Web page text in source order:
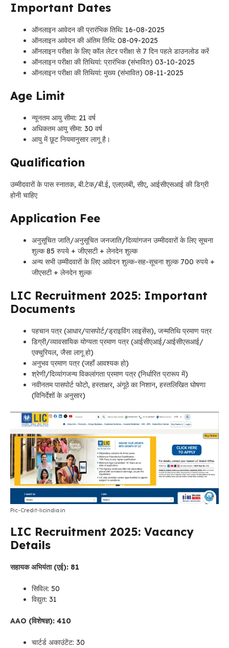
Important Dates
ऑनलाइन आवेदन की प्रारंभिक तिथि: 16-08-2025
ऑनलाइन आवेदन की अंतिम तिथि: 08-09-2025
ऑनलाइन परीक्षा के लिए कॉल लेटर परीक्षा से 7 दिन पहले डाउनलोड करें
ऑनलाइन परीक्षा की तिथियां: प्रारंभिक (संभावित) 03-10-2025
ऑनलाइन परीक्षा की तिथियां: मुख्य (संभावित) 08-11-2025
Age Limit
न्यूनतम आयु सीमा: 21 वर्ष
अधिकतम आयु सीमा: 30 वर्ष
आयु में छूट नियमानुसार लागू है।
Qualification
उम्मीदवारों के पास स्नातक, बी.टेक/बी.ई, एलएलबी, सीए, आईसीएसआई की डिग्री
होनी चाहिए
Application Fee
अनुसूचित जाति/अनुसूचित जनजाति/दिव्यांगजन उम्मीदवारों के लिए सूचना
शुल्क 85 रुपये + जीएसटी + लेनदेन शुल्क
अन्य सभी उम्मीदवारों के लिए आवेदन शुल्क-सह-सूचना शुल्क 700 रुपये +
जीएसटी + लेनदेन शुल्क
LIC Recruitment 2025: Important
Documents
पहचान पत्र (आधार/पासपोर्ट/ड्राइविंग लाइसेंस), जन्मतिथि प्रमाण पत्र
डिग्री/व्यावसायिक योग्यता प्रमाण पत्र (आईसीएआई/आईसीएसआई/
एक्चुरियल, जैसा लागू हो)
अनुभव प्रमाण पत्र (जहाँ आवश्यक हो)
श्रेणी/दिव्यांगजन्य विकलांगता प्रमाण पत्र (निर्धारित प्रारूप में)
नवीनतम पासपोर्ट फोटो, हस्ताक्षर, अंगूठे का निशान, हस्तलिखित घोषणा
(विनिर्देशों के अनुसार)
Pic-Credit-licindia.in
LIC Recruitment 2025: Vacancy
Details
सहायक अभियंता (एई): 81
सिविल: 50
विद्युत: 31
AAO (विशेषज्ञ): 410
चार्टर्ड अकाउंटेंट: 30